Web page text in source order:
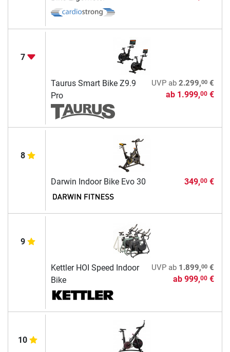
7
Taurus Smart Bike Z9.9
Pro
UVPab 2.299,00€
ab 1.999,00€
8
Darwin Indoor Bike Evo 30 349,00€
9
Kettler HOI Speed Indoor
Bike
UVPab 1.899,00€
ab 999,00€
10